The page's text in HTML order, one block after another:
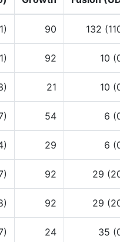
90 132
92 10
21 10
54 6
29 6
92 29
92 29
24 35